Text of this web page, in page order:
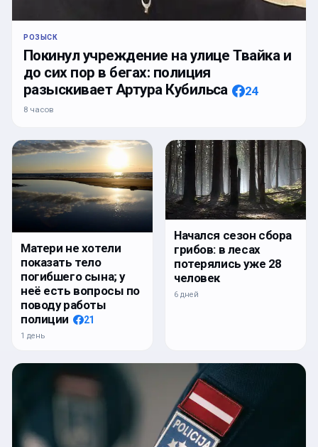
РОЗЫСК
Покинул учреждение на улице Твайка и
до сих пор в бегах: полиция
разыскивает Артура Кубильса
24
8 часов
Матери не хотели
показать тело
погибшего сына; у
неё есть вопросы по
поводу работы
полиции
21
1 день
Начался сезон сбора
грибов: в лесах
потерялись уже 28
человек
6 дней